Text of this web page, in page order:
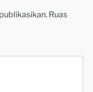
Ruas